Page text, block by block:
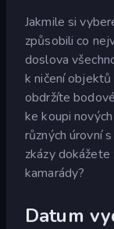
Jakmile si
způsobili co
doslova
k ničení
obdržíte
ke koupi
různých úrovní
zkázy
kamarády?
Datum